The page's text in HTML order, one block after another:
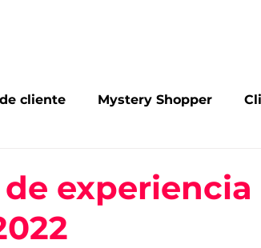
cliente Mystery Shopper
Investigación de mercado
experiencia